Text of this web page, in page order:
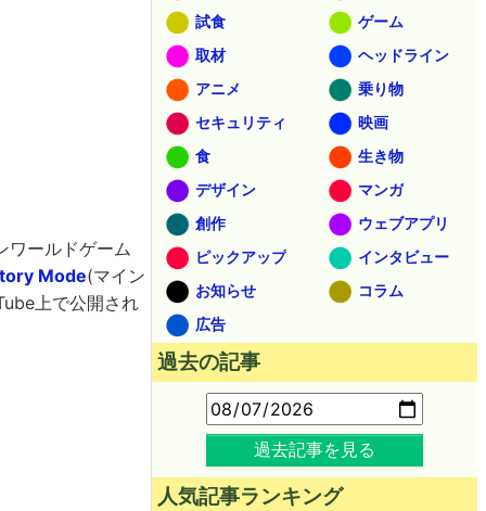
ワールドゲーム
Mode(マイン
上で公開され
試食
ゲーム
取材
ヘッドライン
アニメ
乗り物
セキュリティ
映画
食
生き物
デザイン
マンガ
創作
ウェブアプリ
ピックアップ
インタビュー
お知らせ
コラム
広告
過去の記事
過去記事を見る
人気記事ランキング